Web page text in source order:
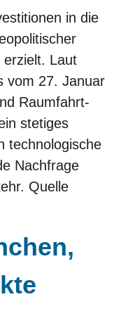
in die
erzielt. Laut
vom 27. Januar
Raumfahrt-
stetiges
technologische
Nachfrage
Quelle